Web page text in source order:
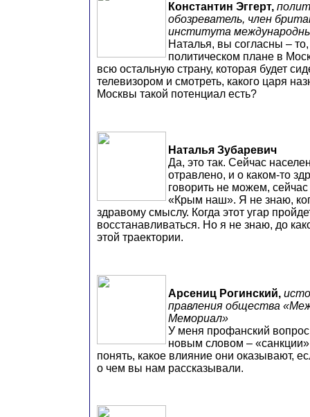
Константин Эггерт,
обозреватель, член
института
Наталья, вы согласны –
политическом плане в
всю остальную страну, которая будет
телевизором и смотреть, какого царя
Москвы такой потенциал есть?
Наталья Зубаревич
Да, это так. Сейчас
отравлено, и о каком-то
говорить не можем,
«Крым наш». Я не знаю,
здравому смыслу. Когда этот угар
восстанавливаться. Но я не знаю, до
этой траектории.
Арсениц Рогинский,
правления общества
Мемориал»
У меня профанский
новым словом –
понять, какое влияние они оказывают,
о чем вы нам рассказывали.